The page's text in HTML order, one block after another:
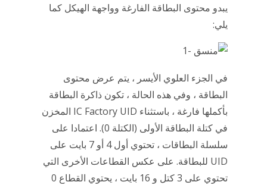
يبدو محتوى البطاقة الفارغة وواجهة الهيكل كما
يلي:
في الجزء العلوي الأيسر ، يتم عرض محتوى
البطاقة ، وفي هذه الحالة ، تكون ذاكرة البطاقة
بأكملها فارغة ، باستثناء IC Factory UID المخزن
في كتلة البطاقة الأولى (الكتلة 0). اعتمادا على
سلسلة البطاقات ، تحتوي أول 4 أو 7 بايت على
UID للبطاقة. على عكس القطاعات الأخرى التي
تحتوي على 3 كتل و 16 بايت ، يحتوي القطاع 0